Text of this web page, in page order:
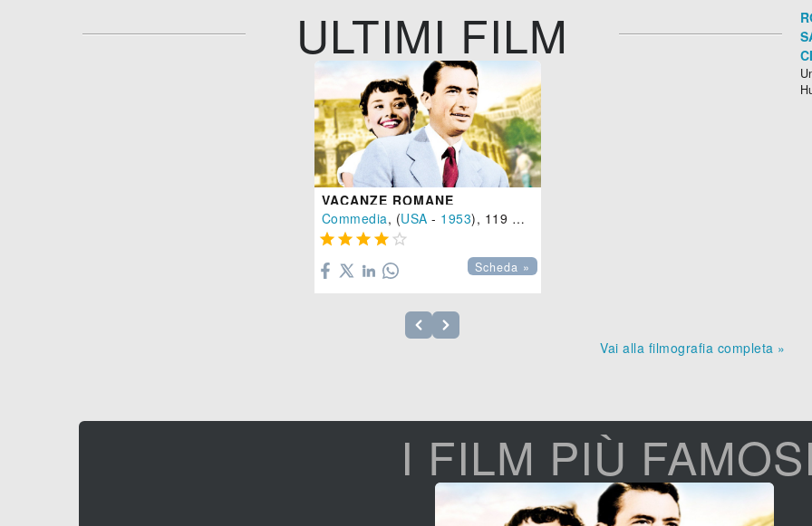
ULTIMI FILM
VACANZE ROMANE
Commedia, (USA - 1953), 119 min.
    
Scheda »
Vai alla filmografia completa »
I FILM PIÙ